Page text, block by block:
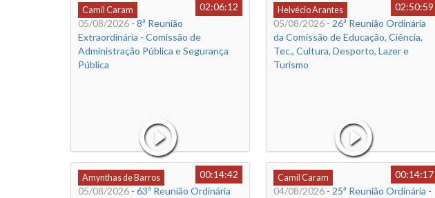
Camil Caram
02:06:12
05/08/2026 - 8ª Reunião
Extraordinária - Comissão de
Administração Pública e Segurança
Pública
Helvécio Arantes
02:50:59
05/08/2026- 26ª Reunião Ordinária
da Comissão de Educação, Ciência,
Tec., Cultura, Desporto, Lazer e
Turismo
Amynthas de Barros
00:14:42
05/08/2026 - 63ª Reunião Ordinária
Camil Caram
00:14:17
04/08/2026- 25ª Reunião Ordinária -